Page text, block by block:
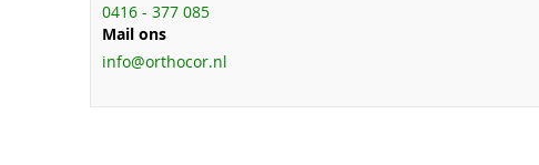
0416 - 377 085
Mail ons
info@orthocor.nl